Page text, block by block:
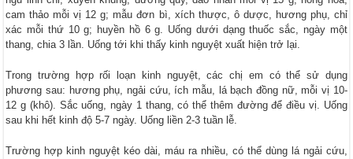
cam thảo mỗi vị 12 g; mẫu đơn bì, xích thược, ô dược, hương phụ, chỉ
xác mỗi thứ 10 g; huyền hồ 6 g. Uống dưới dạng thuốc sắc, ngày một
thang, chia 3 lần. Uống tới khi thấy kinh nguyệt xuất hiện trở lại.
Trong trường hợp rối loạn kinh nguyệt, các chị em có thể sử dụng
phương sau: hương phụ, ngải cứu, ích mẫu, lá bạch đồng nữ, mỗi vị 10-
12 g (khô). Sắc uống, ngày 1 thang, có thể thêm đường để điều vị. Uống
sau khi hết kinh độ 5-7 ngày. Uống liền 2-3 tuần lễ.
Trường hợp kinh nguyệt kéo dài, máu ra nhiều, có thể dùng lá ngải cứu,